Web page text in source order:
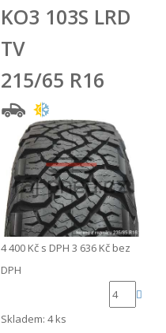
KO3 103S LRD
TV
215/65 R16
4 400 Kč s DPH 3 636 Kč bez
DPH
Skladem: 4 ks